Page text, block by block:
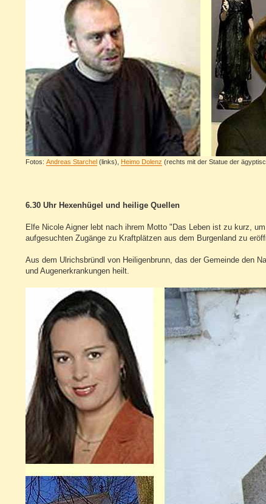
Fotos:Andreas Starchel (links), Heimo Dolenz (rechts mit der Statue der
6.30 Uhr Hexenhügel und heilige Quellen
Elfe Nicole Aigner lebt nach ihrem Motto "Das Leben ist zu kurz,
aufgesuchten Zugänge zu Kraftplätzen aus dem Burgenland zu
Aus dem Ulrichsbründl von Heiligenbrunn, das der Gemeinde den
und Augenerkrankungen heilt.